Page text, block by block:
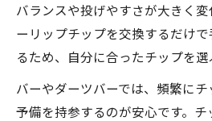
バランスや投げやすさが大きく
ーリップチップを交換するだけ
るため、自分に合ったチップを選
バーやダーツバーでは、頻繁にチ
予備を持参するのが安心です。